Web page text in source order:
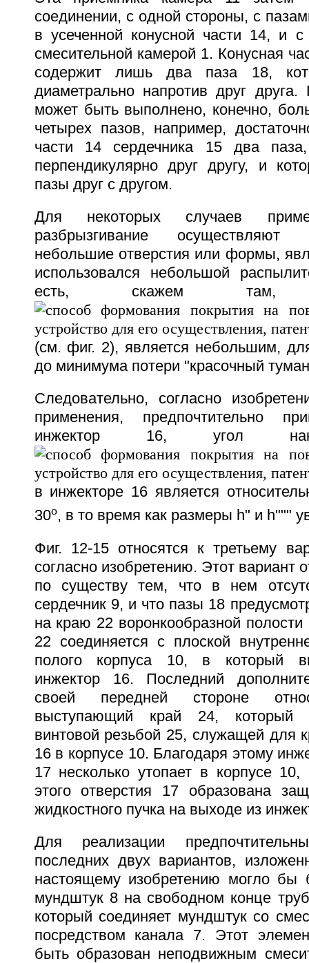
соединении, с одной стороны, с
в усеченной конусной части 14, и
смесительной камерой 1. Конусная
содержит лишь два паза 18,
диаметрально напротив друг друга.
может быть выполнено, конечно,
четырех пазов, например,
части 14 сердечника 15 два
перпендикулярно друг другу, и
пазы друг с другом.
Для некоторых случаев
разбрызгивание осуществляют
небольшие отверстия или формы,
использовался небольшой
есть, скажем
(см. фиг. 2), является небольшим,
до минимума потери "красочный
Следовательно, согласно
применения, предпочтительно
инжектор 16, угол
в инжекторе 16 является
30о, в то время как размеры h" и h"""
Фиг. 12-15 относятся к третьему
согласно изобретению. Этот вариант
по существу тем, что в нем
сердечник 9, и что пазы 18
на краю 22 воронкообразной
22 соединяется с плоской
полого корпуса 10, в который
инжектор 16. Последний
своей передней стороне
выступающий край 24, который
винтовой резьбой 25, служащей для
16 в корпусе 10. Благодаря этому
17 несколько утопает в корпусе
этого отверстия 17 образована
жидкостного пучка на выходе из
Для реализации
последних двух вариантов,
настоящему изобретению могло бы
мундштук 8 на свободном конце
который соединяет мундштук со
посредством канала 7. Этот
быть образован неподвижным